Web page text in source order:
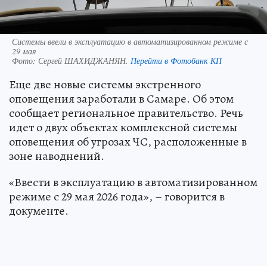
Системы ввели в эксплуатацию в автоматизированном режиме с
29 мая
Фото: Сергей ШАХИДЖАНЯН. Перейти в Фотобанк КП
Еще две новые системы экстренного
оповещения заработали в Самаре. Об этом
сообщает региональное правительство. Речь
идет о двух объектах комплексной системы
оповещения об угрозах ЧС, расположенные в
зоне наводнений.
«Ввести в эксплуатацию в автоматизированном
режиме с 29 мая 2026 года», – говорится в
документе.